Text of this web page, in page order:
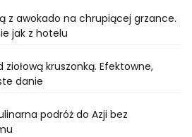
z awokado na chrupiącej grzance.
jak z hotelu
kruszonką. Efektowne,
danie
podróż do Azji bez